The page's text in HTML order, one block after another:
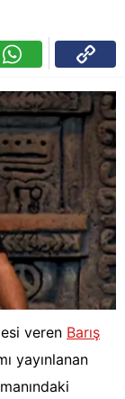
veren Barış
yayınlanan